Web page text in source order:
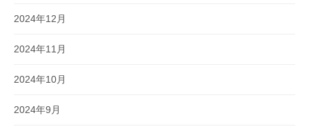
2024年12月
2024年11月
2024年10月
2024年9月